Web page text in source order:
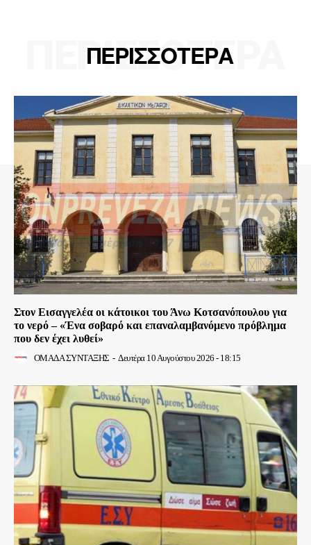
ΠΕΡΙΣΣΟΤΕΡΑ
ΠΕΡΙΣΣΟΤΕΡΑ
Στον Εισαγγελέα οι κάτοικοι του Άνω Κοτσανόπουλου για
το νερό – «Ένα σοβαρό και επαναλαμβανόμενο πρόβλημα
που δεν έχει λυθεί»
ΟΜΑΔΑ ΣΥΝΤΑΞΗΣ - Δευτέρα 10 Αυγούστου 2026 - 18:15